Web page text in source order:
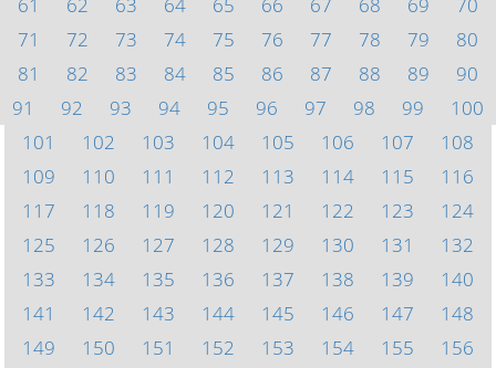
71
72 73 74 75 76 77 78 79
80
81
82 83 84 85 86 87 88 89
90
91
92 93 94 95 96 97 98 99
100
101
102 103 104 105 106 107
108
109
110 111 112 113 114 115
116
117
118 119 120 121 122 123
124
125
126 127 128 129 130 131
132
133
134 135 136 137 138 139
140
141
142 143 144 145 146 147
148
149
150 151 152 153 154 155
156